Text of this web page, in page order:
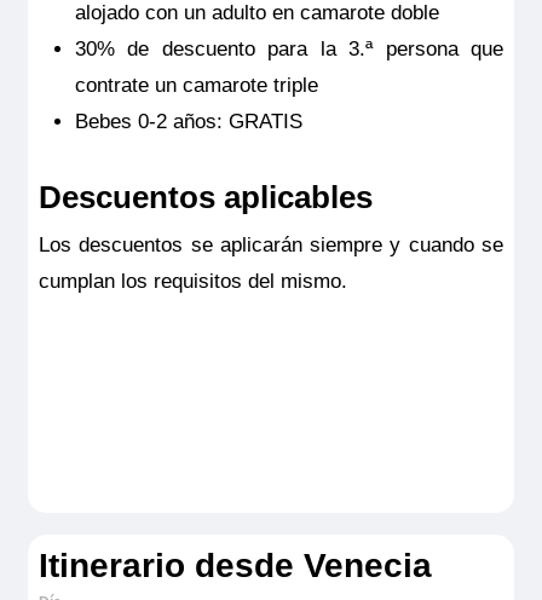
alojado con un adulto en camarote doble
30% de descuento para la 3.ª persona que
contrate un camarote triple
Bebes 0-2 años: GRATIS
Descuentos aplicables
Los descuentos se aplicarán siempre y cuando se
cumplan los requisitos del mismo.
Itinerario desde Venecia